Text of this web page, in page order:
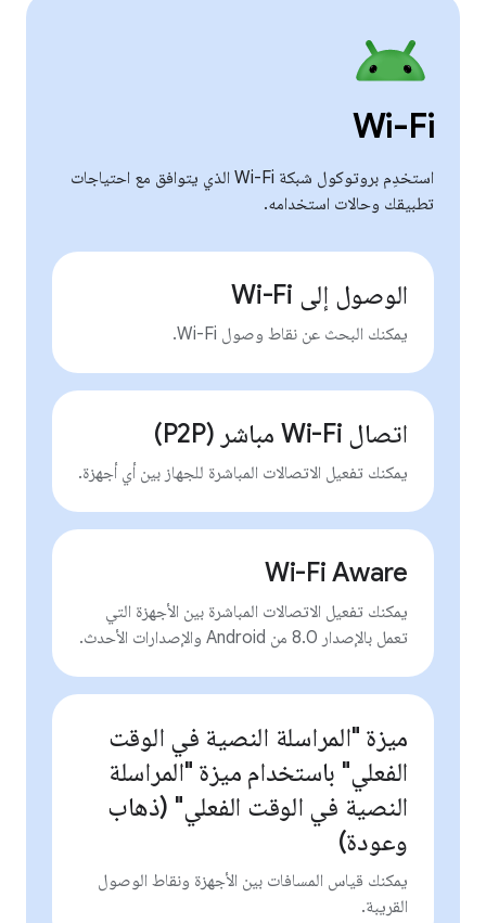
Wi-Fi
استخدِم بروتوكول شبكة Wi-Fi الذي يتوافق مع احتياجات
تطبيقك وحالات استخدامه.
الوصول إلى Wi-Fi
يمكنك البحث عن نقاط وصول Wi-Fi.
اتصال Wi-Fi مباشر (P2P)
يمكنك تفعيل الاتصالات المباشرة للجهاز بين أي أجهزة.
Wi-Fi Aware
يمكنك تفعيل الاتصالات المباشرة بين الأجهزة التي
تعمل بالإصدار 8.0 من Android والإصدارات الأحدث.
ميزة "المراسلة النصية في الوقت
الفعلي" باستخدام ميزة "المراسلة
النصية في الوقت الفعلي" (ذهاب
وعودة)
يمكنك قياس المسافات بين الأجهزة ونقاط الوصول
القريبة.